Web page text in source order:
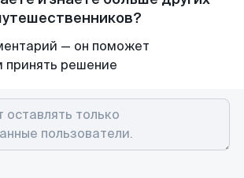
— он поможет
принять решение